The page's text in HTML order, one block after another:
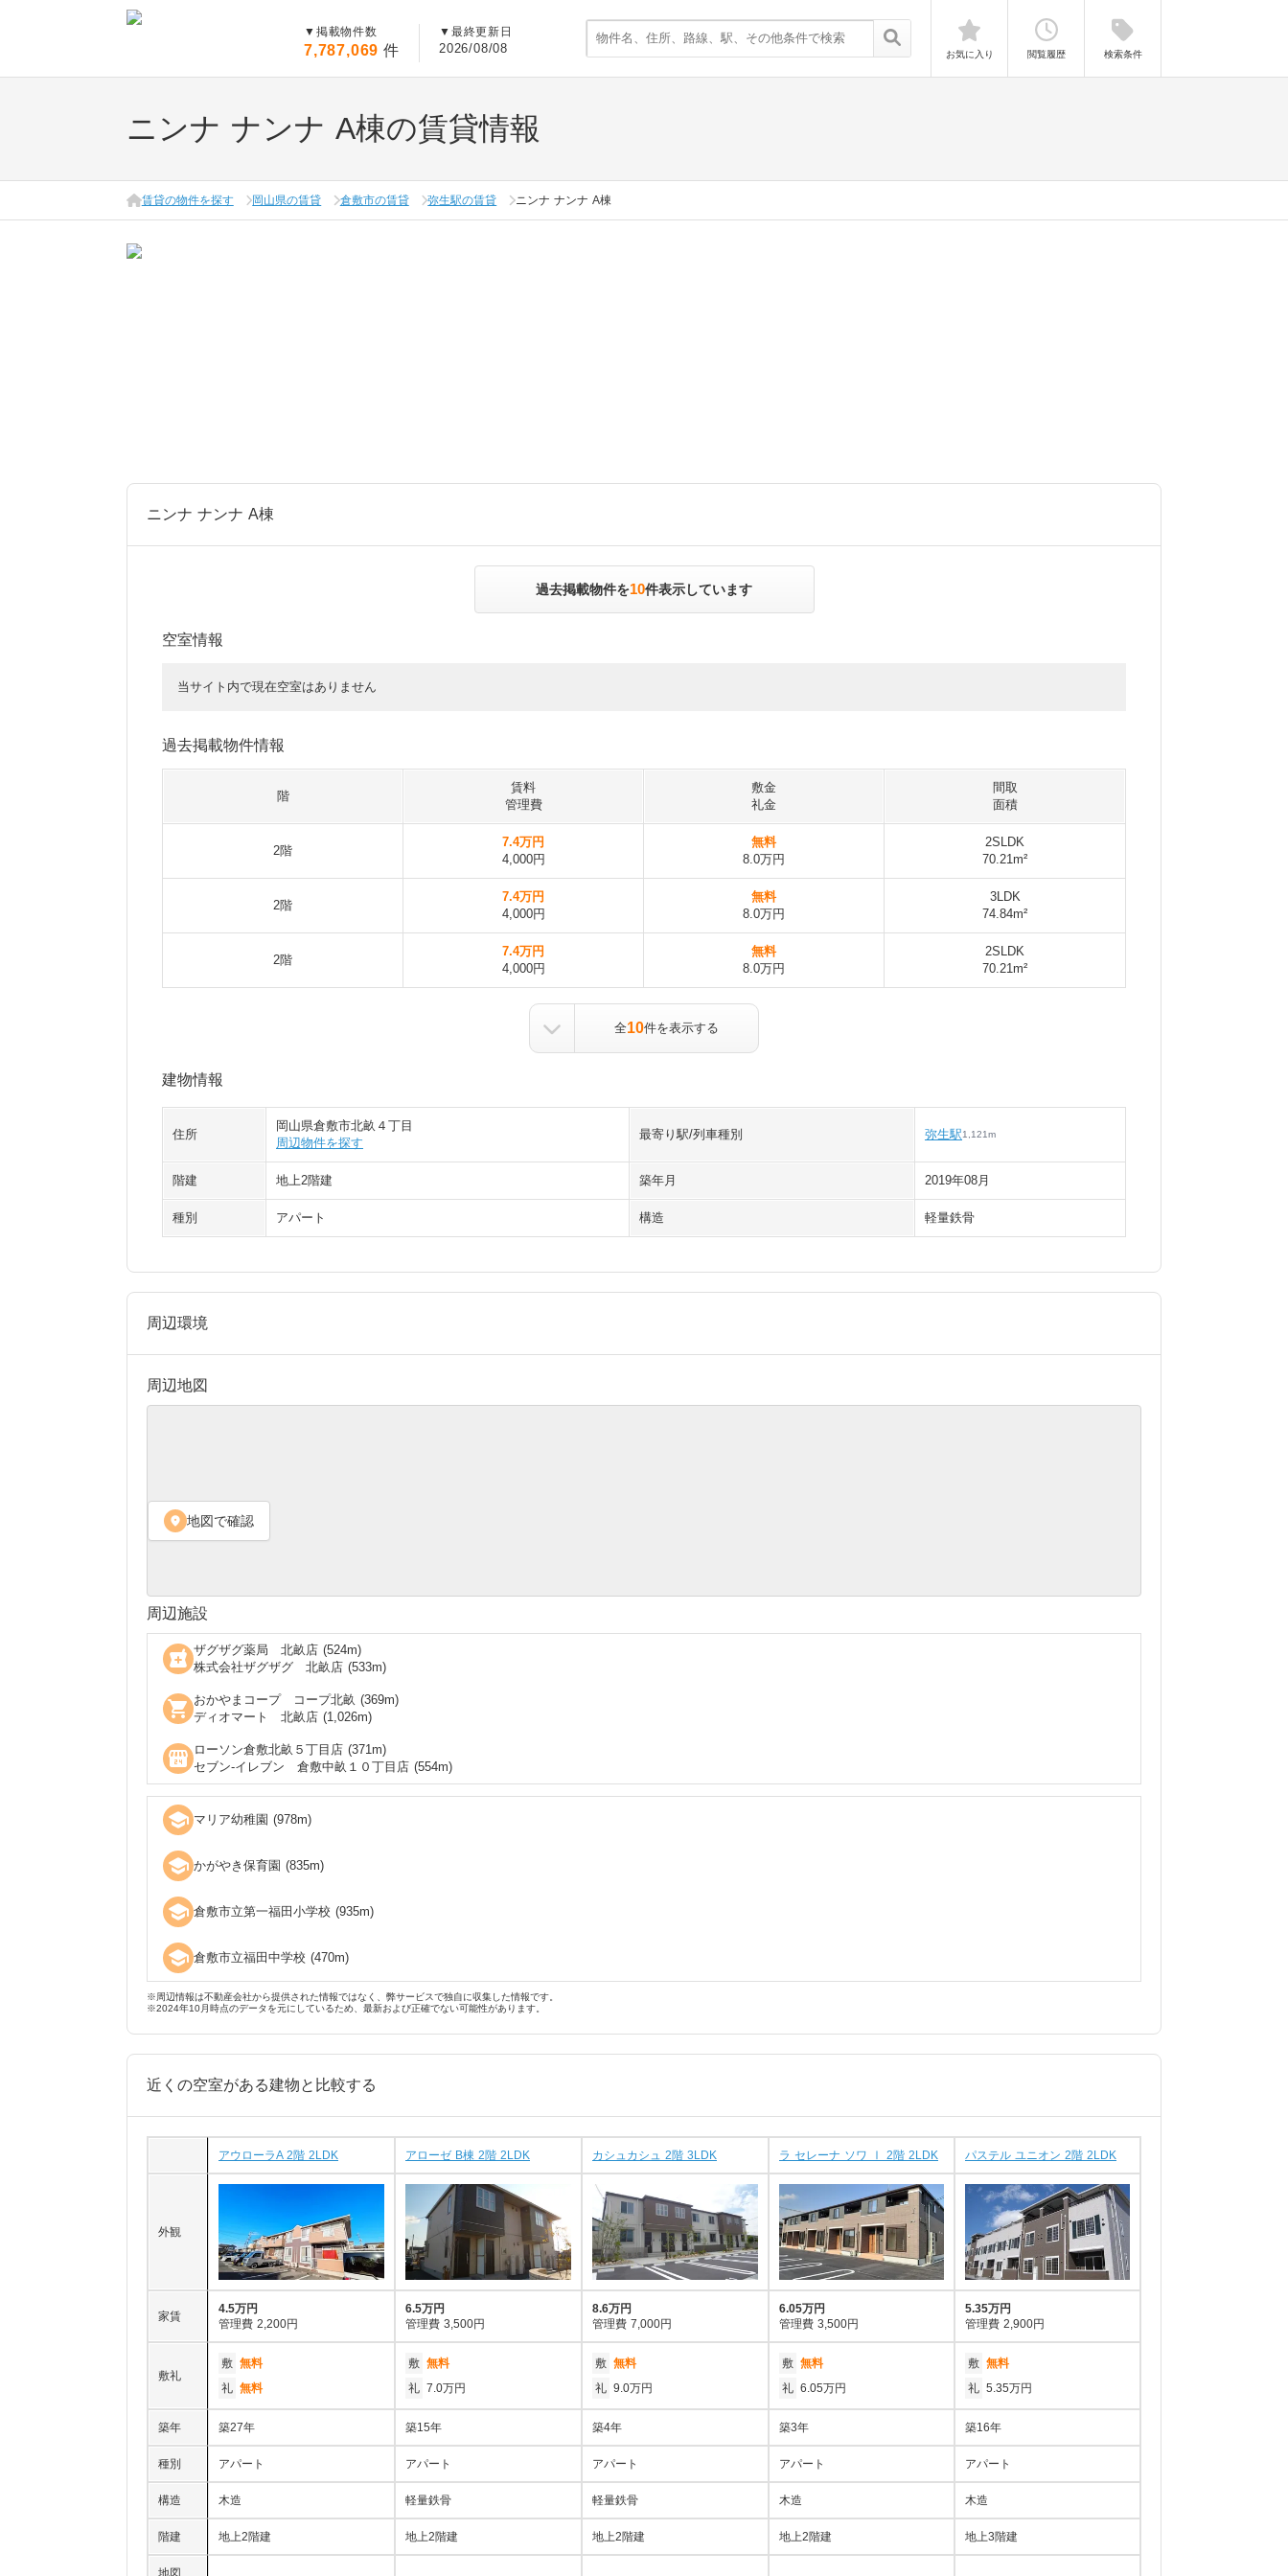
▼ 掲載物件数
7,787,069 件
▼ 最終更新日
2026/08/08 お気に入り 閲覧履歴 検索条件
ニンナ ナンナ A棟の賃貸情報
賃貸の物件を探す 岡山県の賃貸 倉敷市の賃貸 弥生駅の賃貸 ニンナ ナンナ A棟
ニンナ ナンナ A棟
過去掲載物件を10件表示しています
空室情報
当サイト内で現在空室はありません
過去掲載物件情報
階
賃料
管理費
敷金
礼金
間取
面積
2階
7.4万円
4,000円
無料
8.0万円
2SLDK
70.21m²
2階
7.4万円
4,000円
無料
8.0万円
3LDK
74.84m²
2階
7.4万円
4,000円
無料
8.0万円
2SLDK
70.21m²
全10件を表示する
建物情報
住所
岡山県倉敷市北畝４丁目
周辺物件を探す
最寄り駅/列車種別 弥生駅1,121m
階建 地上2階建 築年月 2019年08月
種別 アパート 構造 軽量鉄骨
周辺環境
周辺地図
location_on 地図で確認
周辺施設
local_pharmacy ザグザグ薬局 北畝店 (524m)
株式会社ザグザグ 北畝店 (533m)
shopping_cart おかやまコープ コープ北畝 (369m)
ディオマート 北畝店 (1,026m)
local_convenience_store ローソン倉敷北畝５丁目店 (371m)
セブン‐イレブン 倉敷中畝１０丁目店 (554m)
school マリア幼稚園 (978m)
school かがやき保育園 (835m)
school 倉敷市立第一福田小学校 (935m)
school 倉敷市立福田中学校 (470m)
※周辺情報は不動産会社から提供された情報ではなく、弊サービスで独自に収集した情報です。
※2024年10月時点のデータを元にしているため、最新および正確でない可能性があります。
近くの空室がある建物と比較する
アウローラA 2階 2LDK アローゼ B棟 2階 2LDK カシュカシュ 2階 3LDK ラ セレーナ ソワ Ⅰ 2階 2LDK パステル ユニオン 2階 2LDK
外観
家賃
4.5万円
管理費 2,200円
6.5万円
管理費 3,500円
8.6万円
管理費 7,000円
6.05万円
管理費 3,500円
5.35万円
管理費 2,900円
敷礼
敷 無料
礼 無料
敷 無料
礼 7.0万円
敷 無料
礼 9.0万円
敷 無料
礼 6.05万円
敷 無料
礼 5.35万円
築年 築27年 築15年 築4年 築3年 築16年
種別 アパート アパート アパート アパート アパート
構造 木造 軽量鉄骨 軽量鉄骨 木造 木造
階建 地上2階建 地上2階建 地上2階建 地上2階建 地上3階建
地図